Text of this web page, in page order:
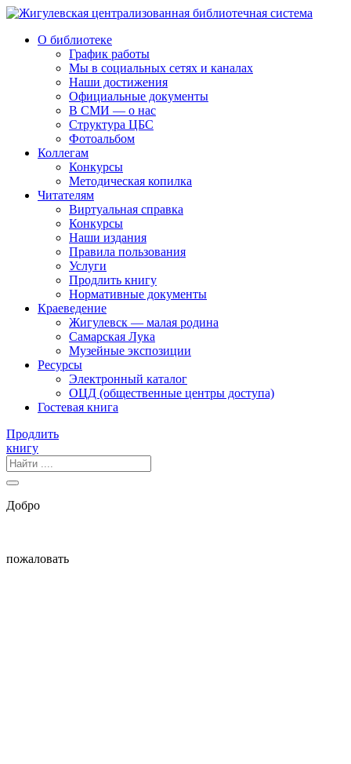
О библиотеке
График работы
Мы в социальных сетях и каналах
Наши достижения
Официальные документы
В СМИ — о нас
Структура ЦБС
Фотоальбом
Коллегам
Конкурсы
Методическая копилка
Читателям
Виртуальная справка
Конкурсы
Наши издания
Правила пользования
Услуги
Продлить книгу
Нормативные документы
Краеведение
Жигулевск — малая родина
Самарская Лука
Музейные экспозиции
Ресурсы
Электронный каталог
ОЦД (общественные центры доступа)
Гостевая книга
Продлить
книгу
Добро
пожаловать